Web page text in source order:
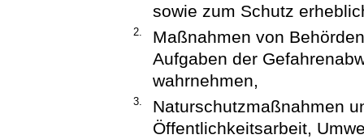
sowie zum Schutz
2.
Maßnahmen von
Aufgaben der
wahrnehmen,
3.
Naturschutzmaßnahmen
Öffentlichkeitsarbeit,